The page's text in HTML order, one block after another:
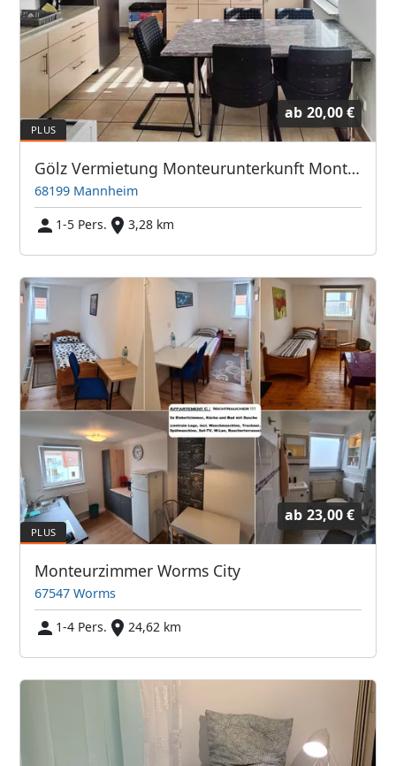
ab 20,00 €
Gölz Vermietung Monteurunterkunft Monteurzimmer Monteurwohnung Zimmer Unterkunft
68199 Mannheim
1-5 Pers.
3,28 km
ab 23,00 €
Monteurzimmer Worms City
67547 Worms
1-4 Pers.
24,62 km